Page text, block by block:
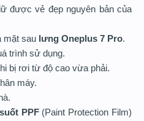
được vẻ đẹp nguyên bản của
mặt sau lưng Oneplus 7 Pro.
trình sử dụng.
bị rơi từ độ cao vừa phải.
máy.
PPF(Paint Protection Film)